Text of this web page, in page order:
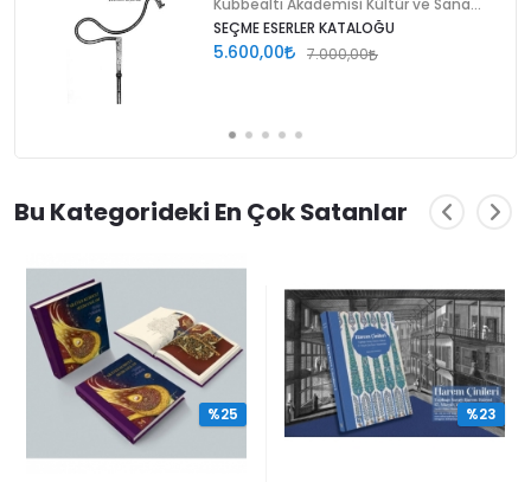
SEÇME ESERLER KATALOĞU
5.600,00 7.000,00
Bu Kategorideki En Çok Satanlar
%25 %23